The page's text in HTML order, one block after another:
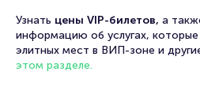
Узнать цены VIP-билетов, а
информацию об услугах, которые
элитных мест в ВИП-зоне и
этом разделе.